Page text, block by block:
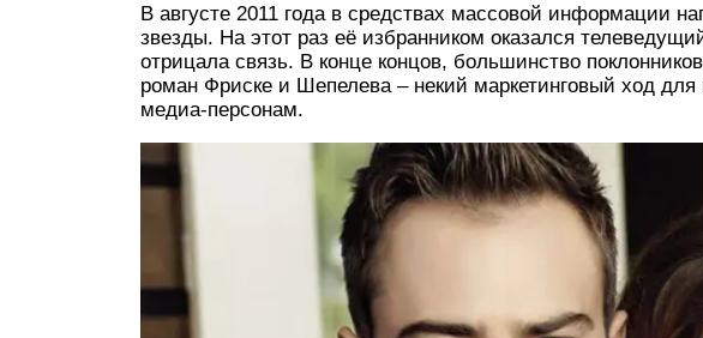
В августе 2011 года в средствах массовой информации
звезды. На этот раз её избранником оказался
отрицала связь. В конце концов, большинство
роман Фриске и Шепелева – некий маркетинговый ход
медиа-персонам.